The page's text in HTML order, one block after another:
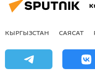
КЫРГЫЗСТАН САЯСАТ